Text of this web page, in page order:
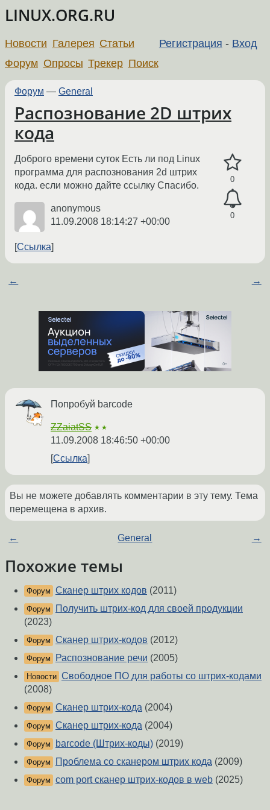
LINUX.ORG.RU
Регистрация - Вход
Новости Галерея Статьи
Форум Опросы Трекер Поиск
Форум — General
Распознование 2D штрих
кода
0
0
Доброго времени суток Есть ли под Linux
программа для распознования 2d штрих
кода. если можно дайте ссылку Спасибо.
anonymous
11.09.2008 18:14:27 +00:00
Ссылка
← →
Попробуй barcode
ZZaiatSS ★★
11.09.2008 18:46:50 +00:00
Ссылка
Вы не можете добавлять комментарии в эту тему. Тема
перемещена в архив.
← General →
Похожие темы
Форум Сканер штрих кодов (2011)
Форум
Получить штрих-код для своей продукции
(2023)
Форум Сканер штрих-кодов (2012)
Форум Распознование речи (2005)
Новости Свободное ПО для работы со штрих-кодами
(2008)
Форум Сканер штрих-кода (2004)
Форум Сканер штрих-кода (2004)
Форум barcode (Штрих-коды) (2019)
Форум Проблема со сканером штрих кода (2009)
Форум com port сканер штрих-кодов в web (2025)